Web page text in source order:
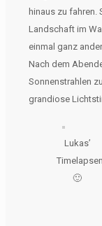
hinaus zu fahren.
Landschaft im
einmal ganz
Nach dem
Sonnenstrahlen
grandiose
Lukas’
🙂